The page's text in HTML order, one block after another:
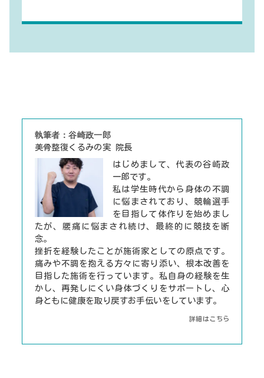
執筆者：谷崎政一郎
美骨整復くるみの実 院長
はじめまして、代表の谷崎政
一郎です。
私は学生時代から身体の不調
に悩まされており、競輪選手
を目指して体作りを始めまし
たが、腰痛に悩まされ続け、最終的に競技を断
念。
挫折を経験したことが施術家としての原点です。
痛みや不調を抱える方々に寄り添い、根本改善を
目指した施術を行っています。私自身の経験を生
かし、再発しにくい身体づくりをサポートし、心
身ともに健康を取り戻すお手伝いをしています。
詳細はこちら